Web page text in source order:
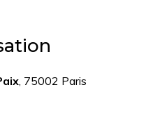
, 75002 Paris